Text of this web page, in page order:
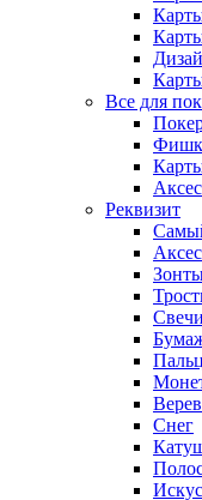
Все для
Реквизит
Свечи
Снег